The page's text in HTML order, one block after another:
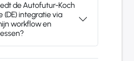
de Autofutur-Koch
(DE) integratie via
workflow en